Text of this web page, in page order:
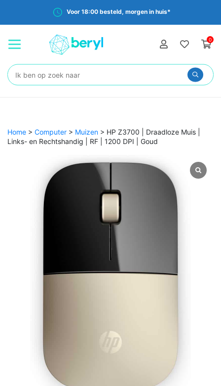
Voor 18:00 besteld, morgen in huis*
0
Zoeken:
Home > Computer > Muizen > HP Z3700 | Draadloze Muis |
Links- en Rechtshandig | RF | 1200 DPI | Goud